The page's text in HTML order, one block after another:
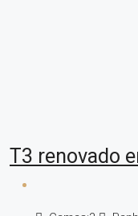
T3 renovado